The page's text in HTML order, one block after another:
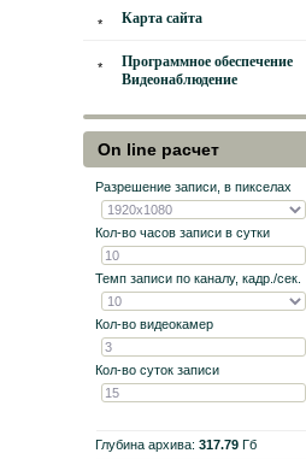
Карта сайта
Программное обеспечение
Видеонаблюдение
On line расчет
Разрешение записи, в пикселах
Кол-во часов записи в сутки
Темп записи по каналу, кадр./сек.
Кол-во видеокамер
Кол-во суток записи
Глубина архива: 317.79 Гб